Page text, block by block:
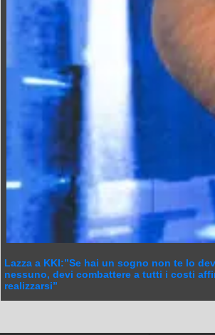
Lazza a KKI:”Se hai un sogno non te lo
nessuno, devi combattere a tutti i costi
realizzarsi”